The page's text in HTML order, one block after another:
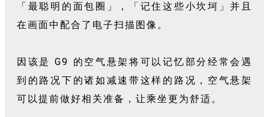
「最聪明的面包圈」，「记住这些小坎坷」并且
在画面中配合了电子扫描图像。
因该是 G9 的空气悬架将可以记忆部分经常会遇
到的路况下的诸如减速带这样的路况，空气悬架
可以提前做好相关准备，让乘坐更为舒适。